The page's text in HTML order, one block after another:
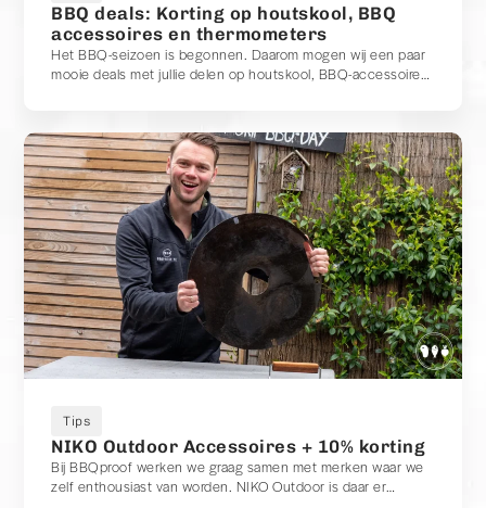
BBQ deals: Korting op houtskool, BBQ
accessoires en thermometers
Het BBQ-seizoen is begonnen. Daarom mogen wij een paar
mooie deals met jullie delen op houtskool, BBQ-accessoires
Tips
NIKO Outdoor Accessoires + 10% korting
Bij BBQproof werken we graag samen met merken waar we
zelf enthousiast van worden. NIKO Outdoor is daar er